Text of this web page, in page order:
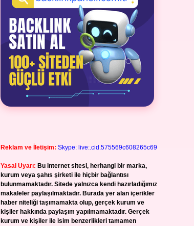
Reklam ve İletişim: Skype: live:.cid.575569c608265c69
Yasal Uyarı: Bu internet sitesi, herhangi bir marka,
kurum veya şahıs şirketi ile hiçbir bağlantısı
bulunmamaktadır. Sitede yalnızca kendi hazırladığımız
makaleler paylaşılmaktadır. Burada yer alan içerikler
haber niteliği taşımamakta olup, gerçek kurum ve
kişiler hakkında paylaşım yapılmamaktadır. Gerçek
kurum ve kişiler ile isim benzerlikleri tamamen